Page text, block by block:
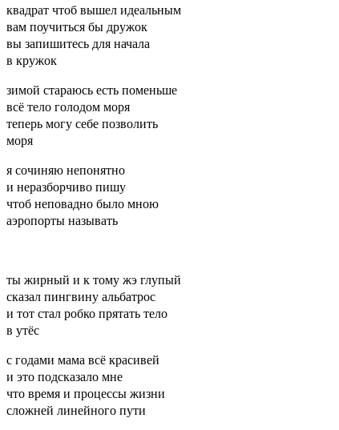
квадрат чтоб вышел идеальным
вам поучиться бы дружок
вы запишитесь для начала
в кружок
зимой стараюсь есть поменьше
всё тело голодом моря
теперь могу себе позволить
моря
я сочиняю непонятно
и неразборчиво пишу
чтоб неповадно было мною
аэропорты называть
ты жирный и к тому жэ глупый
сказал пингвину альбатрос
и тот стал робко прятать тело
в утёс
с годами мама всё красивей
и это подсказало мне
что время и процессы жизни
сложней линейного пути